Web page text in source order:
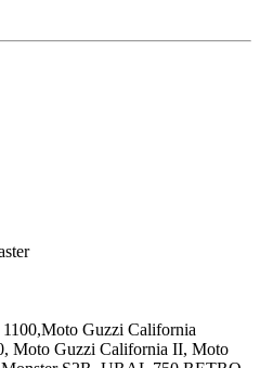
Guzzi California
Moto Guzzi California II, Moto